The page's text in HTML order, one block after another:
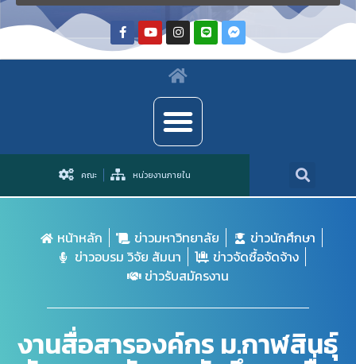
คณะ หน่วยงานภายใน
หน้าหลัก ข่าวมหาวิทยาลัย
ข่าวนักศึกษา
ข่าวอบรม วิจัย สัมนา
ข่าวจัดซื้อจัดจ้าง
ข่าวรับสมัครงาน
งานสื่อสารองค์กร ม.กาฬสินธุ์